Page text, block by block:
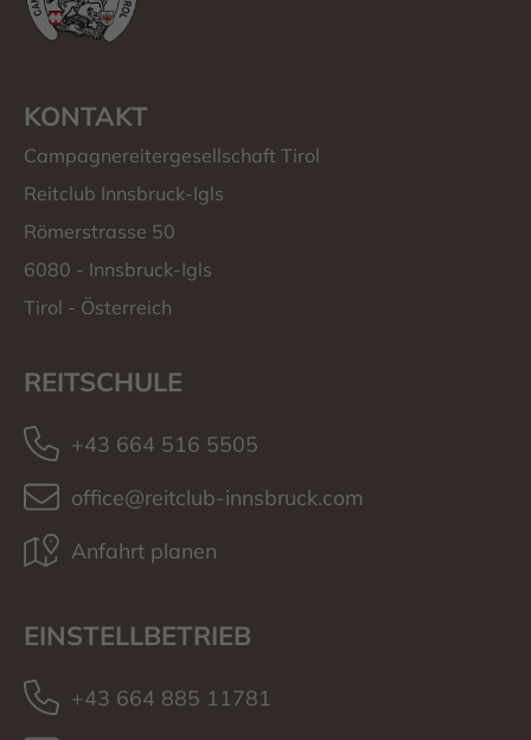
KONTAKT
Campagnereitergesellschaft Tirol
Reitclub Innsbruck-Igls
Römerstrasse 50
6080 - Innsbruck-Igls
Tirol - Österreich
REITSCHULE
+43 664 516 5505
office@reitclub-innsbruck.com
Anfahrt planen
EINSTELLBETRIEB
+43 664 885 11781